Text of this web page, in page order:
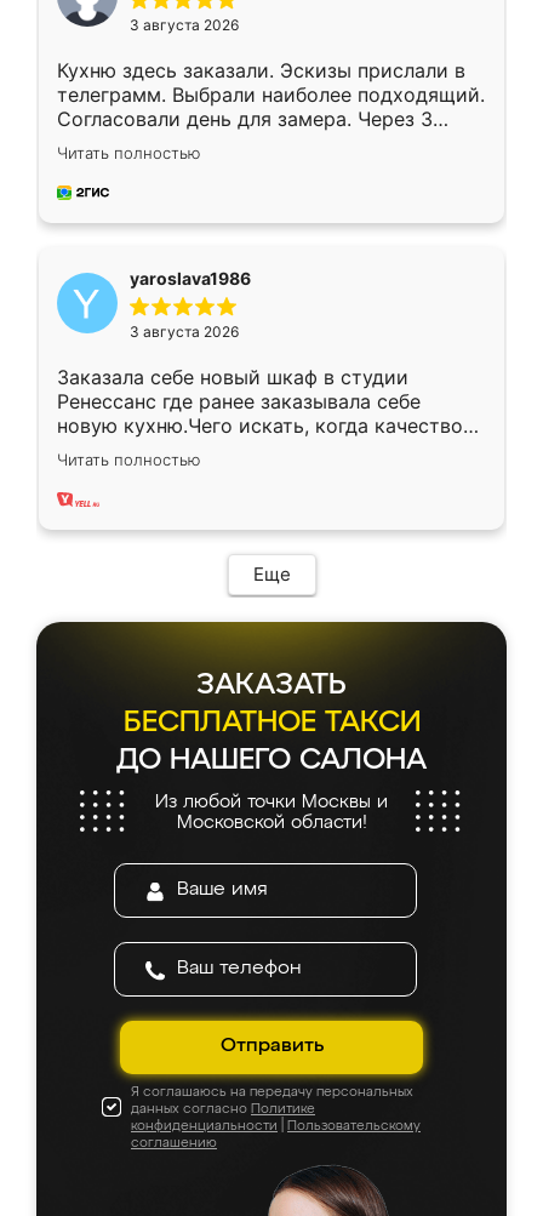
3 августа 2026
Кухню здесь заказали. Эскизы прислали в
телеграмм. Выбрали наиболее подходящий.
Согласовали день для замера. Через 3
недели кухня была уже готова. Остались
довольны работой. Спасибо Ренессанс
мебель за качественную работу!
Читать полностью
yaroslava1986
3 августа 2026
Заказала себе новый шкаф в студии
Ренессанс где ранее заказывала себе
новую кухню.Чего искать, когда качеством
вполне довольна. Служит кухня уже почти
два года, нареканий нет.
Читать полностью
Еще
ЗАКАЗАТЬ
БЕСПЛАТНОЕ ТАКСИ
ДО НАШЕГО САЛОНА
Из любой точки Москвы и
Московской области!
Отправить
Я соглашаюсь на передачу персональных
данных согласно Политике
конфиденциальности
Пользовательскому
соглашению